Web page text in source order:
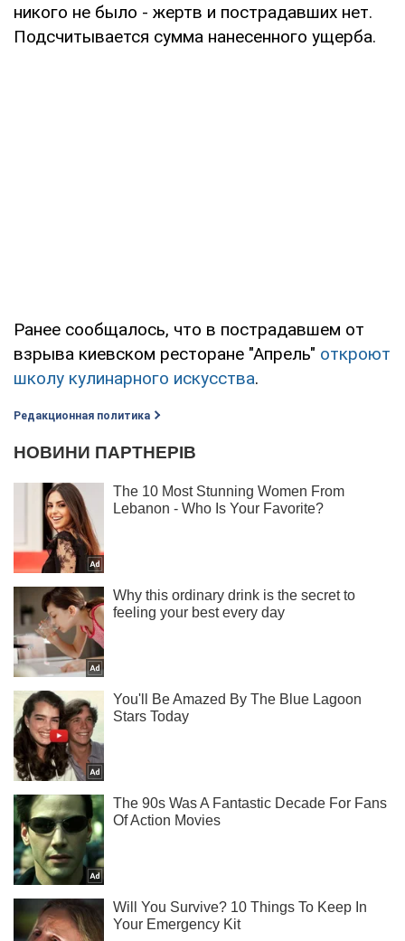
никого не было - жертв и пострадавших нет.
Подсчитывается сумма нанесенного ущерба.
Ранее сообщалось, что в пострадавшем от
взрыва киевском ресторане "Апрель" откроют
школу кулинарного искусства.
Редакционная политика